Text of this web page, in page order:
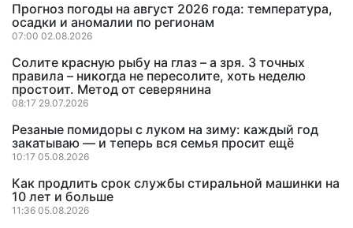
Прогноз погоды на август 2026 года: температура,
осадки и аномалии по регионам
07:00 02.08.2026
Солите красную рыбу на глаз – а зря. 3 точных
правила – никогда не пересолите, хоть неделю
простоит. Метод от северянина
08:17 29.07.2026
Резаные помидоры с луком на зиму: каждый год
закатываю — и теперь вся семья просит ещё
10:17 05.08.2026
Как продлить срок службы стиральной машинки на
10 лет и больше
11:36 05.08.2026